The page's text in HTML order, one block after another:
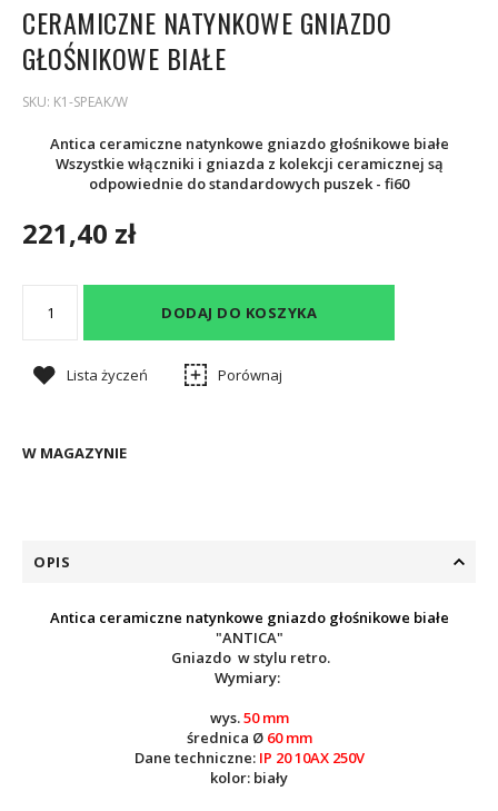
CERAMICZNE NATYNKOWE GNIAZDO
GŁOŚNIKOWE BIAŁE
SKU: K1-SPEAK/W
Antica ceramiczne natynkowe gniazdo głośnikowe białe
Wszystkie włączniki i gniazda z kolekcji ceramicznej są
odpowiednie do standardowych puszek - fi60
221,40 zł
DODAJ DO KOSZYKA
Lista życzeń Porównaj
W MAGAZYNIE
OPIS
Antica ceramiczne natynkowe gniazdo głośnikowe białe
"ANTICA"
Gniazdo w stylu retro.
Wymiary:
wys.50 mm
średnica Ø 60 mm
Dane techniczne: IP 20 10AX 250V
kolor: biały